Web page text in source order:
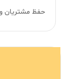
حفظ مشتریان و